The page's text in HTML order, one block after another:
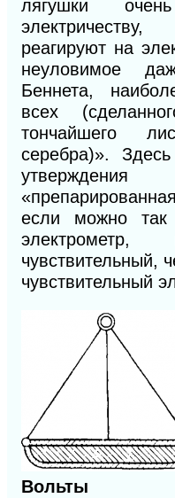
лягушки
реагируют на
неуловимое
Беннета,
всех
тончайшего
серебра)».
если можно так
электрометр,
чувствительный,
чувствительный
Вольты